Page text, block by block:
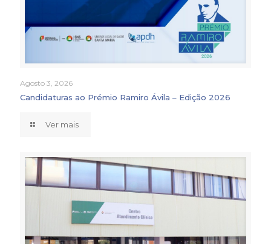
Agosto 3, 2026
Candidaturas ao Prémio Ramiro Ávila – Edição 2026
Ver mais